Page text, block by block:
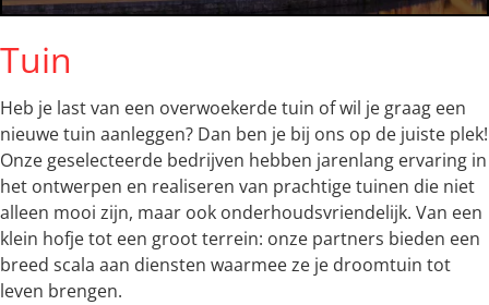
Tuin
Heb je last van een overwoekerde tuin of wil je graag een
nieuwe tuin aanleggen? Dan ben je bij ons op de juiste plek!
Onze geselecteerde bedrijven hebben jarenlang ervaring in
het ontwerpen en realiseren van prachtige tuinen die niet
alleen mooi zijn, maar ook onderhoudsvriendelijk. Van een
klein hofje tot een groot terrein: onze partners bieden een
breed scala aan diensten waarmee ze je droomtuin tot
leven brengen.